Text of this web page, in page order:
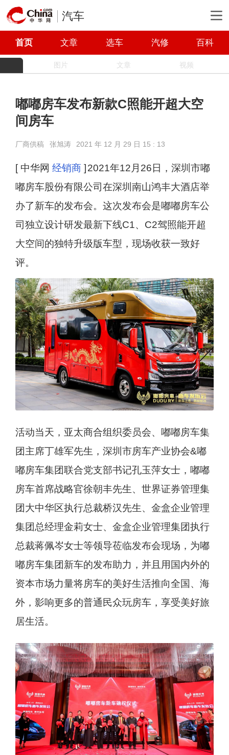
汽车
首页 文章 选车 汽修 百科
图片 文章 视频
嘟嘟房车发布新款C照能开超大空
间房车
厂商供稿 张旭涛 2021 年 12 月 29 日 15 : 13
[ 中华网 经销商] 2021年12月26日，深圳市嘟
嘟房车股份有限公司在深圳南山鸿丰大酒店举
办了新车的发布会。这次发布会是嘟嘟房车公
司独立设计研发最新下线C1、C2驾照能开超
大空间的独特升级版车型，现场收获一致好
评。
活动当天，亚太商合组织委员会、嘟嘟房车集
团主席丁雄军先生，深圳市房车产业协会&嘟
嘟房车集团联合党支部书记孔玉萍女士，嘟嘟
房车首席战略官徐朝丰先生、世界证券管理集
团大中华区执行总裁桥汉先生、金盒企业管理
集团总经理金莉女士、金盒企业管理集团执行
总裁蒋佩岑女士等领导莅临发布会现场，为嘟
嘟房车集团新车的发布助力，并且用国内外的
资本市场力量将房车的美好生活推向全国、海
外，影响更多的普通民众玩房车，享受美好旅
居生活。